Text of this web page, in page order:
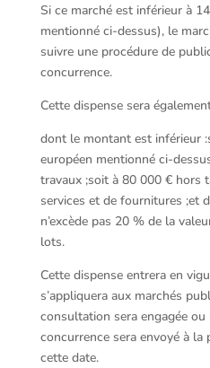
Si ce marché est inférieur à
mentionné ci-dessus), le
suivre une procédure de
concurrence.
Cette dispense sera
dont le montant est inférieur
européen mentionné ci-
travaux ;soit à 80 000 € hors
services et de fournitures ;et
n’excède pas 20 % de la
lots.
Cette dispense entrera en
s’appliquera aux marchés
consultation sera engagée ou
concurrence sera envoyé à
cette date.